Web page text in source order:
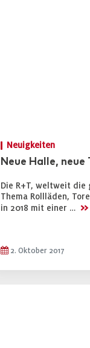
Neuigkeiten
Neue Halle, neue
Die R+T, weltweit die
Thema Rollläden,
in 2018 mit einer … >>
2. Oktober 2017